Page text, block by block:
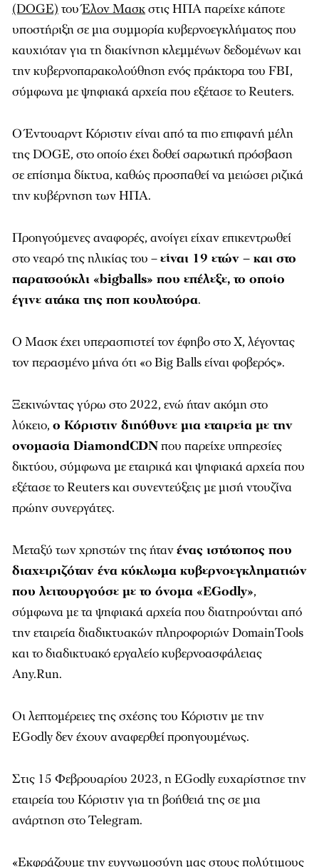
(DOGE) τουΈλον Μασκστις ΗΠΑ παρείχε κάποτε
υποστήριξη σε μια συμμορία κυβερνοεγκλήματος που
καυχιόταν για τη διακίνηση κλεμμένων δεδομένων και
την κυβερνοπαρακολούθηση ενός πράκτορα του FBI,
σύμφωνα με ψηφιακά αρχεία που εξέτασε το Reuters.
Ο Έντουαρντ Κόριστιν είναι από τα πιο επιφανή μέλη
της DOGE, στο οποίο έχει δοθεί σαρωτική πρόσβαση
σε επίσημα δίκτυα, καθώς προσπαθεί να μειώσει ριζικά
την κυβέρνηση των ΗΠΑ.
Προηγούμενες αναφορές, ανοίγει είχαν επικεντρωθεί
στο νεαρό της ηλικίας του –είναι 19 ετών – και στο
παρατσούκλι «bigballs» που επέλεξε, το οποίο
έγινε ατάκα της ποπ κουλτούρα.
Ο Μασκ έχει υπερασπιστεί τον έφηβο στο X, λέγοντας
τον περασμένο μήνα ότι «ο Big Balls είναι φοβερός».
Ξεκινώντας γύρω στο 2022, ενώ ήταν ακόμη στο
λύκειο, ο Κόριστιν διηύθυνε μια εταιρεία με την
ονομασία DiamondCDNπου παρείχε υπηρεσίες
δικτύου, σύμφωνα με εταιρικά και ψηφιακά αρχεία που
εξέτασε το Reuters και συνεντεύξεις με μισή ντουζίνα
πρώην συνεργάτες.
Μεταξύ των χρηστών της ήτανένας ιστότοπος που
διαχειριζόταν ένα κύκλωμα κυβερνοεγκληματιών
που λειτουργούσε με το όνομα «EGodly»,
σύμφωνα με τα ψηφιακά αρχεία που διατηρούνται από
την εταιρεία διαδικτυακών πληροφοριών DomainTools
και το διαδικτυακό εργαλείο κυβερνοασφάλειας
Any.Run.
Οι λεπτομέρειες της σχέσης του Κόριστιν με την
EGodly δεν έχουν αναφερθεί προηγουμένως.
Στις 15 Φεβρουαρίου 2023, η EGodly ευχαρίστησε την
εταιρεία του Κόριστιν για τη βοήθειά της σε μια
ανάρτηση στο Telegram.
«Εκφράζουμε την ευγνωμοσύνη μας στους πολύτιμους